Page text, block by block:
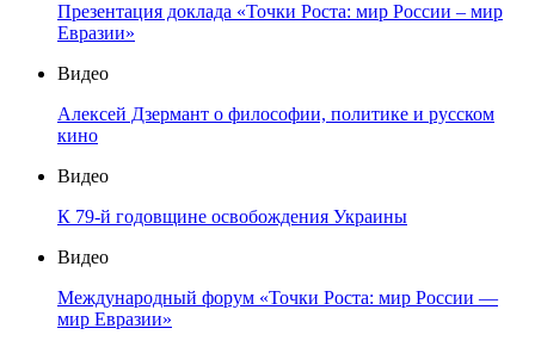
Презентация доклада «Точки Роста: мир России – мир
Евразии»
Видео
Алексей Дзермант о философии, политике и русском
кино
Видео
К 79-й годовщине освобождения Украины
Видео
Международный форум «Точки Роста: мир России —
мир Евразии»